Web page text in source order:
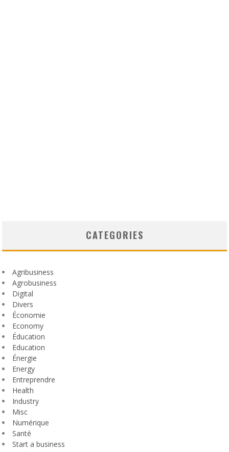
CATEGORIES
Agribusiness
Agrobusiness
Digital
Divers
Économie
Economy
Éducation
Education
Énergie
Energy
Entreprendre
Health
Industry
Misc
Numérique
Santé
Start a business